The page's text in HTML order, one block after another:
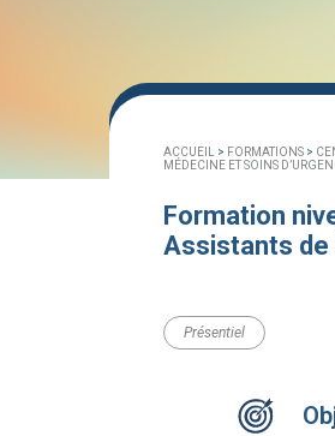
ACCUEIL > FORMATIONS >
MÉDECINE ET SOINS
Formation
Assistants de
Présentiel